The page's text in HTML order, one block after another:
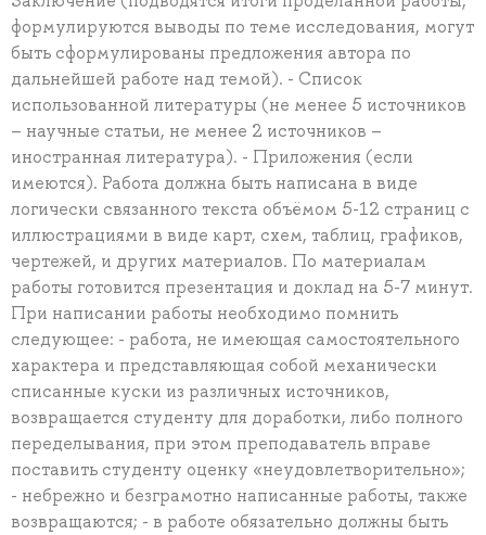
формулируются выводы по теме исследования, могут
быть сформулированы предложения автора по
дальнейшей работе над темой). - Список
использованной литературы (не менее 5 источников
– научные статьи, не менее 2 источников –
иностранная литература). - Приложения (если
имеются). Работа должна быть написана в виде
логически связанного текста объёмом 5-12 страниц с
иллюстрациями в виде карт, схем, таблиц, графиков,
чертежей, и других материалов. По материалам
работы готовится презентация и доклад на 5-7 минут.
При написании работы необходимо помнить
следующее: - работа, не имеющая самостоятельного
характера и представляющая собой механически
списанные куски из различных источников,
возвращается студенту для доработки, либо полного
переделывания, при этом преподаватель вправе
поставить студенту оценку «неудовлетворительно»;
- небрежно и безграмотно написанные работы, также
возвращаются; - в работе обязательно должны быть